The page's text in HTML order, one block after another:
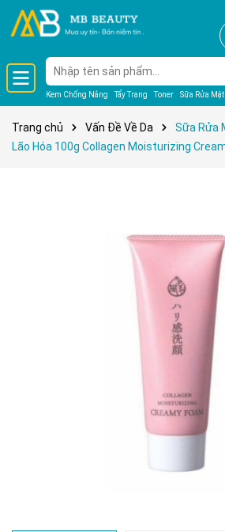
Kem Chống Nắng Tẩy Trang Toner Sữa Rửa Mặt
Trang chủ Vấn Đề Về Da
Sữa Rửa
Lão Hóa 100g Collagen Moisturizing